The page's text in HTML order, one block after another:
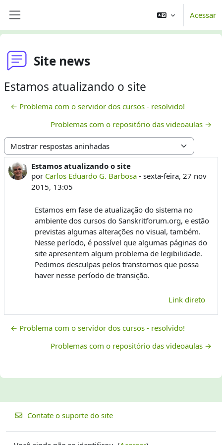
Acessar
Site news
Estamos atualizando o site
← Problema com o servidor dos cursos - resolvido!
Problemas com o repositório das videoaulas →
Modo de visualização
Estamos atualizando o site
por Carlos Eduardo G. Barbosa- sexta-feira, 27 nov
2015, 13:05
Número de respostas: 0
Estamos em fase de atualização do sistema no
ambiente dos cursos do Sanskritforum.org, e estão
previstas algumas alterações no visual, também.
Nesse período, é possível que algumas páginas do
site apresentem algum problema de legibilidade.
Pedimos desculpas pelos transtornos que possa
haver nesse período de transição.
Link direto
← Problema com o servidor dos cursos - resolvido!
Problemas com o repositório das videoaulas →
Contate o suporte do site